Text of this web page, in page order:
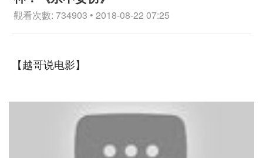
觀看次數: 734903 • 2018-08-22 07:25
【越哥说电影】